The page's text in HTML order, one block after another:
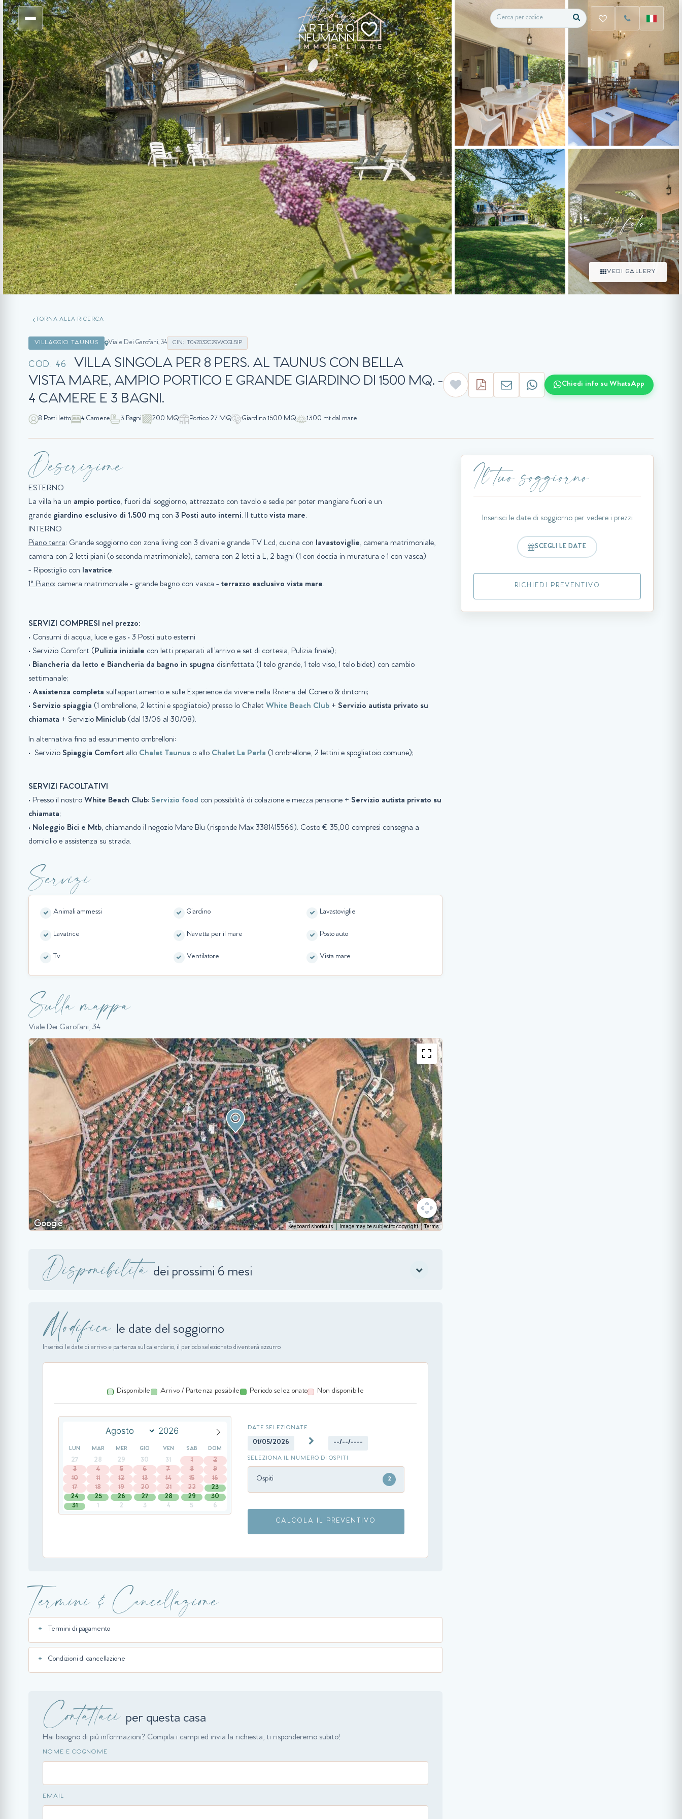
+18 foto
VEDI GALLERY
TORNA ALLA RICERCA
VILLAGGIO TAUNUS Viale Dei Garofani, 34 CIN: IT042032C29WCGL5IP
COD. 46
VILLA SINGOLA PER 8 PERS. AL TAUNUS CON BELLA
VISTA MARE, AMPIO PORTICO E GRANDE GIARDINO DI 1500 MQ. -
4 CAMERE E 3 BAGNI.
Chiedi info su WhatsApp
8 Posti letto 4 Camere 3 Bagni 200 MQ Portico 27 MQ Giardino 1500 MQ 1300 mt dal mare
Descrizione
ESTERNO
La villa ha un ampio portico, fuori dal soggiorno, attrezzato con tavolo e sedie per poter mangiare fuori e un
grande giardino esclusivo di 1.500 mq con 3 Posti auto interni. Il tutto vista mare.
INTERNO
Piano terra: Grande soggiorno con zona living con 3 divani e grande TV Lcd, cucina con lavastoviglie, camera matrimoniale,
camera con 2 letti piani (o seconda matrimoniale), camera con 2 letti a L, 2 bagni (1 con doccia in muratura e 1 con vasca)
- Ripostiglio con lavatrice.
1° Piano: camera matrimoniale - grande bagno con vasca - terrazzo esclusivo vista mare.
SERVIZI COMPRESI nel prezzo:
• Consumi di acqua, luce e gas • 3 Posti auto esterni
• Servizio Comfort (Pulizia iniziale con letti preparati all’arrivo e set di cortesia, Pulizia finale);
• Biancheria da letto e Biancheria da bagno in spugna disinfettata (1 telo grande, 1 telo viso, 1 telo bidet) con cambio
settimanale;
• Assistenza completa sull'appartamento e sulle Experience da vivere nella Riviera del Conero & dintorni;
• Servizio spiaggia (1 ombrellone, 2 lettini e spogliatoio) presso lo Chalet White Beach Club + Servizio autista privato su
chiamata + Servizio Miniclub (dal 13/06 al 30/08).
In alternativa fino ad esaurimento ombrelloni:
• Servizio Spiaggia Comfort allo Chalet Taunus o allo Chalet La Perla (1 ombrellone, 2 lettini e spogliatoio comune);
SERVIZI FACOLTATIVI
• Presso il nostro White Beach Club: Servizio food con possibilità di colazione e mezza pensione + Servizio autista privato su
chiamata;
• Noleggio Bici e Mtb, chiamando il negozio Mare Blu (risponde Max 3381415566). Costo € 35,00 compresi consegna a
domicilio e assistenza su strada.
Servizi
Animali ammessi Giardino Lavastoviglie
Lavatrice Navetta per il mare Posto auto
Tv Ventilatore Vista mare
Sulla mappa
Viale Dei Garofani, 34
Keyboard shortcuts Image may be subject to copyright Terms
Disponibilità dei prossimi 6 mesi
Modifica le date del soggiorno
Inserisci le date di arrivo e partenza sul calendario, il periodo selezionato diventerà azzurro
Disponibile Arrivo / Partenza possibile Periodo selezionato Non disponibile
LUN MAR MER GIO VEN SAB DOM
27 28 29 30 31 1
2
3
4 5 6 7 8
9
10
11 12 13 14 15
16
17
18 19 20 21 22
23
24
25 26 27 28 29
30
31
1 2 3 4 5 6
DATE SELEZIONATE
01/05/2026 --/--/----
SELEZIONA IL NUMERO DI OSPITI
Ospiti 2
CALCOLA IL PREVENTIVO
Termini & Cancellazione
Termini di pagamento
Condizioni di cancellazione
Contattaci per questa casa
Hai bisogno di più informazioni? Compila i campi ed invia la richiesta, ti risponderemo subito!
NOME E COGNOME
EMAIL
Il tuo soggiorno
Inserisci le date di soggiorno per vedere i prezzi
SCEGLI LE DATE
RICHIEDI PREVENTIVO